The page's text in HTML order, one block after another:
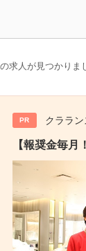
求人が見つかりま
PR クララ
【報奨金毎